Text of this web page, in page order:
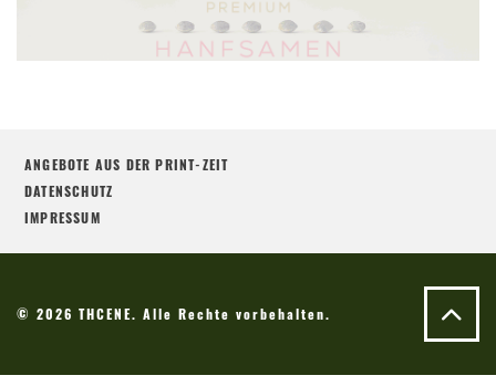
ANGEBOTE AUS DER PRINT-ZEIT
DATENSCHUTZ
IMPRESSUM
© 2026 THCENE. Alle Rechte vorbehalten.